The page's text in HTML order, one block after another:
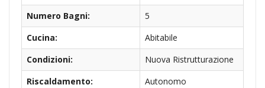
Numero Bagni:
5
Cucina:
Abitabile
Condizioni:
Nuova Ristrutturazione
Riscaldamento:
Autonomo